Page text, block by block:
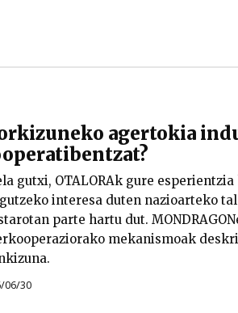
agertokia
gutxi, OTALORAk gure
interesa duten nazioarteko
parte hartu dut.
mekanismoak
06/30